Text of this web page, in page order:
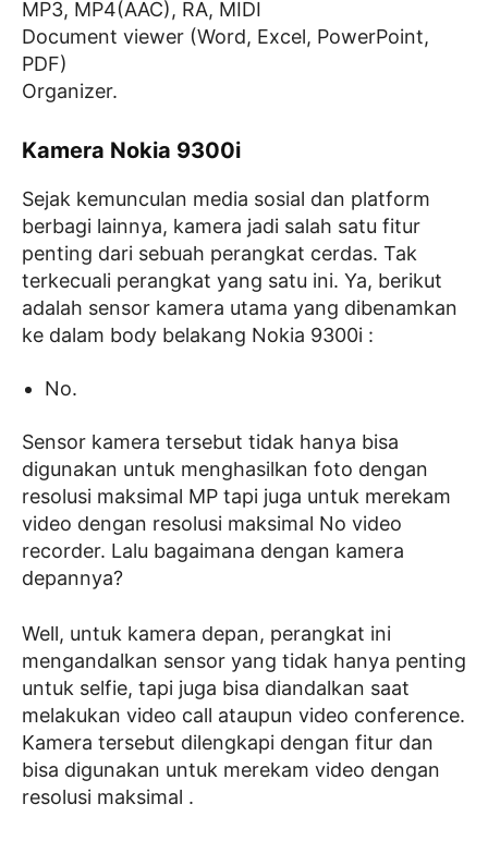
MP3, MP4(AAC), RA, MIDI
Document viewer (Word, Excel, PowerPoint,
PDF)
Organizer.
Kamera Nokia 9300i
Sejak kemunculan media sosial dan platform
berbagi lainnya, kamera jadi salah satu fitur
penting dari sebuah perangkat cerdas. Tak
terkecuali perangkat yang satu ini. Ya, berikut
adalah sensor kamera utama yang dibenamkan
ke dalam body belakang Nokia 9300i :
No.
Sensor kamera tersebut tidak hanya bisa
digunakan untuk menghasilkan foto dengan
resolusi maksimal MP tapi juga untuk merekam
video dengan resolusi maksimal No video
recorder. Lalu bagaimana dengan kamera
depannya?
Well, untuk kamera depan, perangkat ini
mengandalkan sensor yang tidak hanya penting
untuk selfie, tapi juga bisa diandalkan saat
melakukan video call ataupun video conference.
Kamera tersebut dilengkapi dengan fitur dan
bisa digunakan untuk merekam video dengan
resolusi maksimal .